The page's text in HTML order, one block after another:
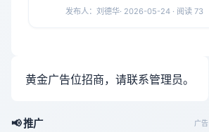
发布人： 刘德华· 2026-05-24 · 阅读️ 73
黄金广告位招商，请联系管理员。
📢 推广 广告